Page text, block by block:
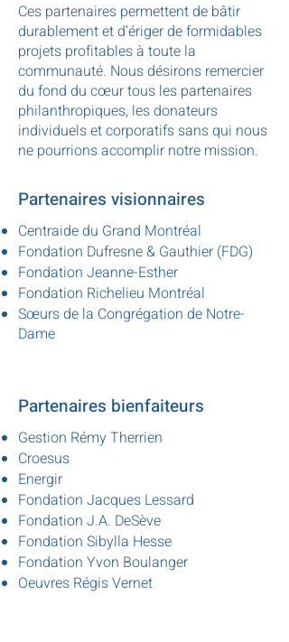
Ces partenaires permettent de bâtir
durablement et d’ériger de formidables
projets profitables à toute la
communauté. Nous désirons remercier
du fond du cœur tous les partenaires
philanthropiques, les donateurs
individuels et corporatifs sans qui nous
ne pourrions accomplir notre mission.
Partenaires visionnaires
Centraide du Grand Montréal
Fondation Dufresne & Gauthier (FDG)
Fondation Jeanne-Esther
Fondation Richelieu Montréal
Sœurs de la Congrégation de Notre-
Dame
Partenaires bienfaiteurs
Gestion Rémy Therrien
Croesus
Energir
Fondation Jacques Lessard
Fondation J.A. DeSève
Fondation Sibylla Hesse
Fondation Yvon Boulanger
Oeuvres Régis Vernet